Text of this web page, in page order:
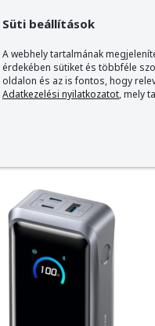
Kategóriák
Süti beállítások
A webhely tartalmának
érdekében sütiket és többféle
oldalon és az is fontos, hogy
Adatkezelési nyilatkozatot, mely